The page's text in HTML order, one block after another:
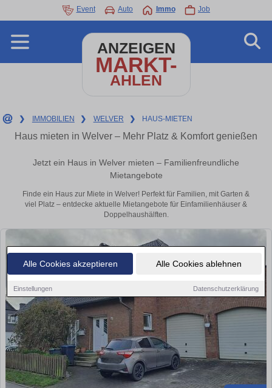
Alle Cookies akzeptieren Alle Cookies ablehnen
Einstellungen Datenschutzerklärung
Event Auto Immo Job
ANZEIGEN
MARKT-
AHLEN
❯ IMMOBILIEN ❯ WELVER ❯ HAUS-MIETEN
Haus mieten in Welver – Mehr Platz & Komfort genießen
Jetzt ein Haus in Welver mieten – Familienfreundliche
Mietangebote
Finde ein Haus zur Miete in Welver! Perfekt für Familien, mit Garten &
viel Platz – entdecke aktuelle Mietangebote für Einfamilienhäuser &
Doppelhaushälften.